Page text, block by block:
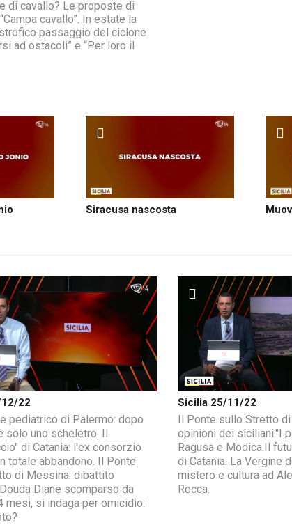
di cavallo? Le proposte di
cavallo”. In estate la
passaggio del ciclone
ad ostacoli” e “Per loro il
Siracusa nascosta
22
pediatrico di Palermo: dopo
solo uno scheletro. Il
di Catania: l'ex consorzio
totale abbandono. Il Ponte
di Messina: dibattito
Diane scomparso da
mesi, si indaga per omicidio:
Sicilia 25/11/22
Il Ponte sullo Stretto
opinioni dei siciliani."I
Ragusa e Modica.Il
di Catania. La Vergine
mistero e cultura ad
Rocca.